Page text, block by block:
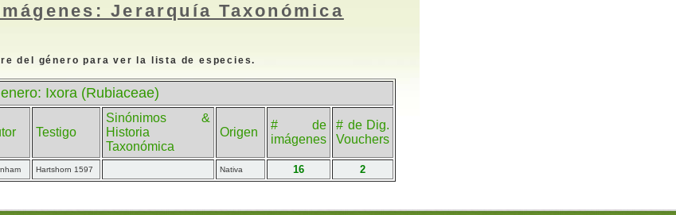
Jerarquía Taxonómica
del género para ver la lista de especies.
Ixora (Rubiaceae)
Testigo
Sinónimos &
Historia
Taxonómica
Origen
# de
imágenes
# de Dig.
Vouchers
Hartshorn 1597 Nativa 16 2